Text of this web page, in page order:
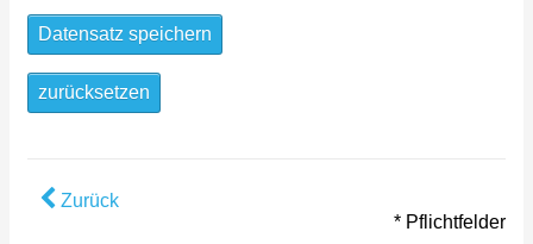
Datensatz speichern
zurücksetzen
Zurück
* Pflichtfelder